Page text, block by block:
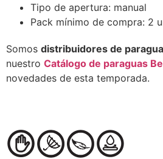
Tipo de apertura: manual
Pack mínimo de compra: 2
Somos distribuidores de
nuestro Catálogo de paraguas
novedades de esta temporada.